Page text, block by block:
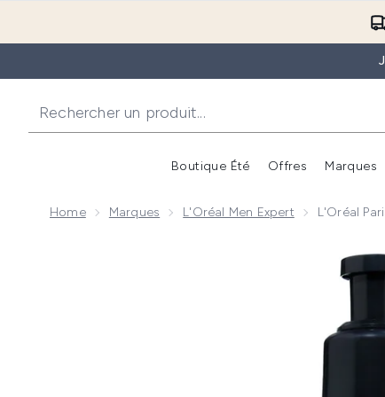
Boutique Été Offres Marques
Home Marques L'Oréal Men Expert L'Oréal
Now showing image 1 L'Oréal Paris Men Expert